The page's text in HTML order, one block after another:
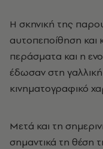
Η σκηνική της
αυτοπεποίθηση και
περάσματα και η
έδωσαν στη
κινηματογραφικό
Μετά και τη
σημαντικά τη θέση